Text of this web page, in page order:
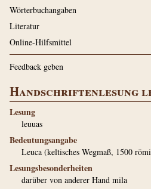
Wörterbuchangaben
Literatur
Online-Hilfsmittel
Feedback geben
Handschriftenlesung
Lesung
leuuas
Bedeutungsangabe
Leuca (keltisches Wegmaß, 1500
Lesungsbesonderheiten
darüber von anderer Hand mila